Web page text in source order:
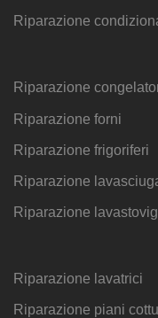
Riparazione
Riparazione
Riparazione forni
Riparazione frigoriferi
Riparazione
Riparazione
Riparazione lavatrici
Riparazione piani